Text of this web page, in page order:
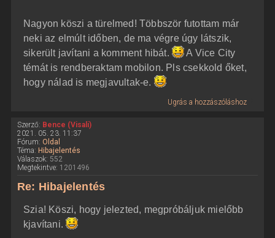
Nagyon köszi a türelmed! Többször futottam már
neki az elmúlt időben, de ma végre úgy látszik,
sikerült javítani a komment hibát.
A Vice City
témát is rendberaktam mobilon. Pls csekkold őket,
hogy nálad is megjavultak-e.
Ugrás a hozzászóláshoz
Szerző: Bence (Visali)
2021. 05. 23. 11:37
Fórum: Oldal
Téma: Hibajelentés
Válaszok: 552
Megtekintve: 1201496
Re: Hibajelentés
Szia! Köszi, hogy jelezted, megpróbáljuk mielőbb
kjavítani.